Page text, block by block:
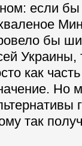
если
бы
Украины,
как
Но
так